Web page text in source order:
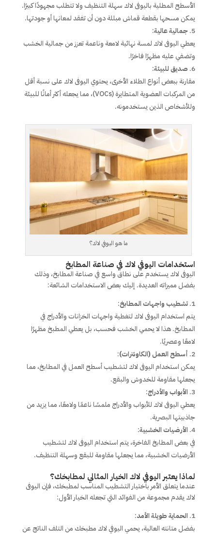
الأسطح المطلية باليوفى لاك سهلة التنظيف ولا تتطلب مجهودًا كبيرًا.
يمكن مسحها بقطعة قماش مبللة دون أن تفقد لمعانها أو جودتها.
جمالية عالية:
يعطي اليوفى لاك لمسة نهائية لامعة وناعمة تعزز من جمالية الخشب
وتضفي عليه مظهرًا فاخرًا.
صديق للبيئة:
مقارنة ببعض أنواع الطلاء الأخرى، يحتوي اليوفى لاك على نسبة أقل
من المركبات العضوية المتطايرة (VOCs)، مما يجعله أكثر أمانًا للبيئة
وللأشخاص الذين يستخدمونه.
ما هو اليوفي لاك؟
استخدامات اليوفي لاك في صناعة المطابخ
اليوفى لاك يستخدم على نطاق واسع في صناعة المطابخ، وذلك
بفضل مميزاته العديدة. إليك بعض الاستخدامات الشائعة:
تشطيب واجهات المطابخ:
يتم استخدام اليوفى لاك لتغطية واجهات الخزانات والأدراج في
المطابخ. هذا لا يحمي الخشب فحسب، بل يعطي المطبخ مظهرًا
لامعًا وعصريًا.
أسطح العمل (الكاونترات):
يمكن استخدام اليوفى لاك لتشطيب أسطح العمل في المطابخ، مما
يجعلها مقاومة للخدوش والبقع.
الأبواب والأدراج:
يعطي اليوفى لاك للأبواب والأدراج ملمسًا ناعمًا ولامعًا، مما يزيد من
جاذبيتها البصرية.
الأرضيات الخشبية:
في بعض المطابخ الفاخرة، يتم استخدام اليوفى لاك لتشطيب
الأرضيات الخشبية، مما يجعلها مقاومة للبقع وسهلة التنظيف.
لماذا يعتبر اليوفي لاك الخيار المثالي لمطابخك؟
عندما يتعلق الأمر باختيار التشطيب المناسب لمطبخك، فإن اليوفى
لاك يقدم مجموعة من الفوائد التي تجعله الخيار الأول:
الحماية طويلة الأمد:
بفضل متانته العالية، يحمي اليوفي لاك مطبخك من التلف الناتج عن